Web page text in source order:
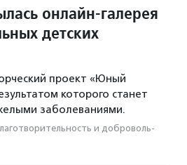
онлайн-галерея
детских
проект «Юный
которого станет
заболеваниями.
и доброволь­